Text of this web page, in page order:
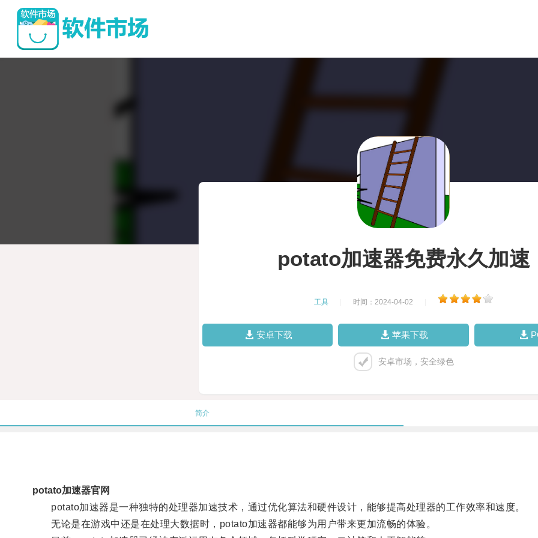
potato加速器免费永久加速
工具 时间：2024-04-02
安卓下载 苹果下载
安卓市场，安全绿色
简介
potato加速器官网
potato加速器是一种独特的处理器加速技术，通过优化算法和硬件设计，能够提高处理器的工作效率和速度。
无论是在游戏中还是在处理大数据时，potato加速器都能够为用户带来更加流畅的体验。